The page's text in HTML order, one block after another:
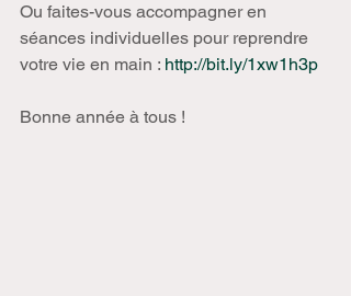
Ou faites-vous accompagner en
séances individuelles pour reprendre
votre vie en main : http://bit.ly/1xw1h3p
Bonne année à tous !